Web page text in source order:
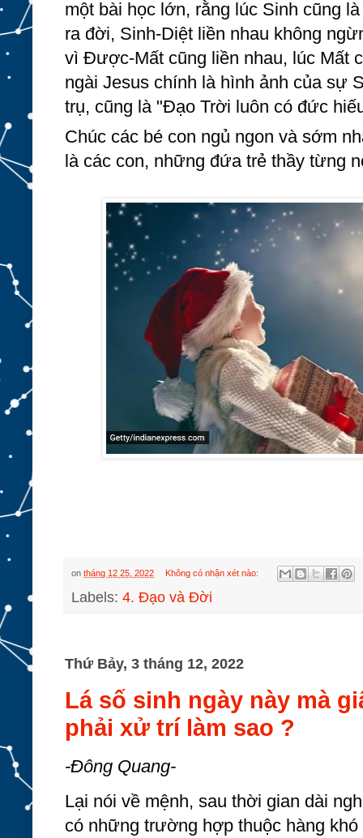
một bài học lớn, rằng lúc Sinh cũng
ra đời, Sinh-Diệt liền nhau không
vì Được-Mất cũng liền nhau, lúc Mất
ngài Jesus chính là hình ảnh của sự
trụ, cũng là "Đạo Trời luôn có đức
Chúc các bé con ngủ ngon và sớm
là các con, những đứa trẻ thầy từng
on tháng 12 25, 2022 Không có nhận xét nào:
Labels: 4. Đạo và Đời
Thứ Bảy, 3 tháng 12, 2022
Lá số sinh ngày này mà
phải xử trí làm sao ?
-Đông Quang-
Lại nói về mệnh, sau thời gian dài
có những trường hợp thuộc hàng